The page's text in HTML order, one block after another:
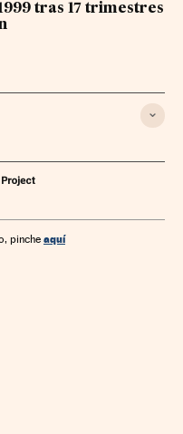
tras 17 trimestres
pinche aquí